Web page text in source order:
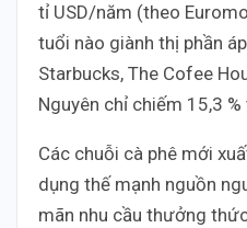
tỉ USD/năm (theo
tuổi nào giành thị phần
Starbucks, The Cofee
Nguyên chỉ chiếm 15,3 %
Các chuỗi cà phê mới
dụng thế mạnh nguồn
mãn nhu cầu thưởng